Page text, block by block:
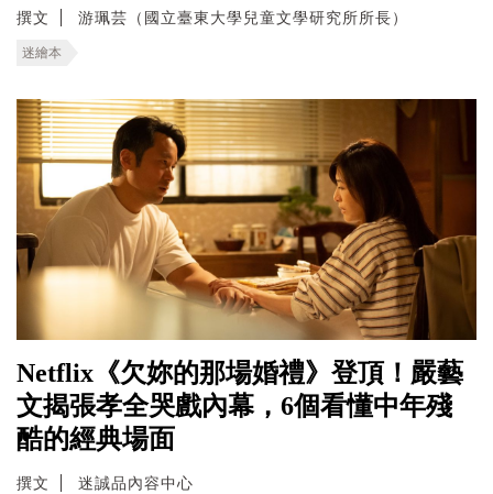
撰文 游珮芸（國立臺東大學兒童文學研究所所長）
迷繪本
Netflix《欠妳的那場婚禮》登頂！嚴藝
文揭張孝全哭戲內幕，6個看懂中年殘
酷的經典場面
撰文 迷誠品內容中心